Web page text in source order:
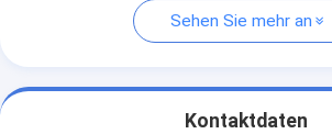
Sehen Sie mehr an
Kontaktdaten